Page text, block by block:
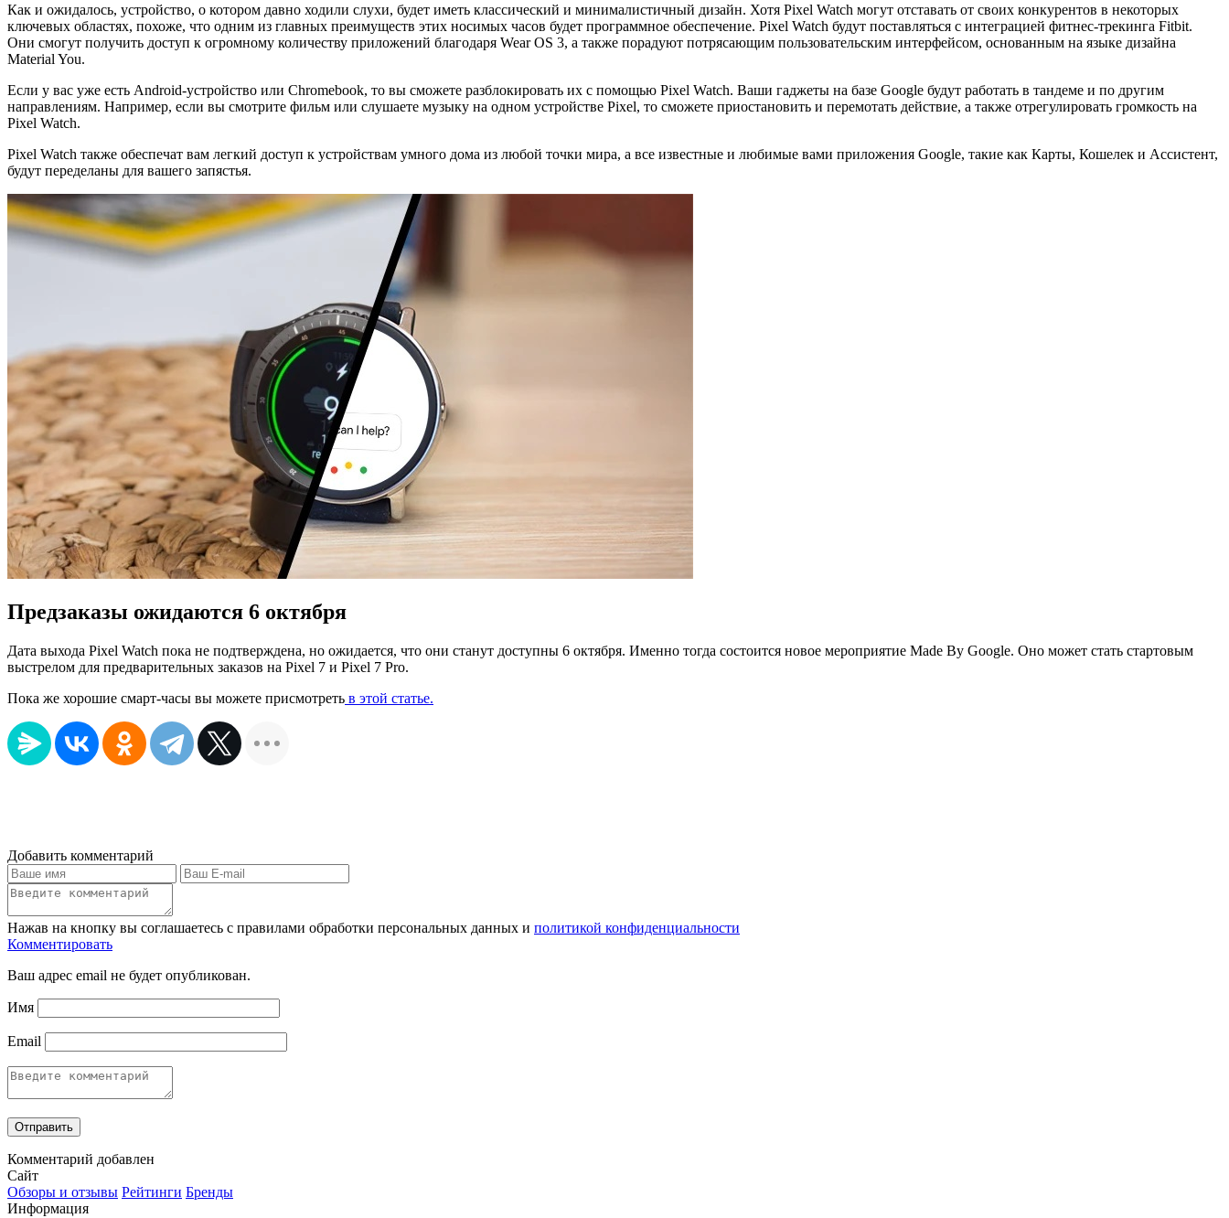
Как и ожидалось, устройство, о котором давно ходили слухи, будет иметь классический и минималистичный дизайн. Хотя Pixel Watch могут отставать от своих конкурентов в некоторых
ключевых областях, похоже, что одним из главных преимуществ этих носимых часов будет программное обеспечение. Pixel Watch будут поставляться с интеграцией фитнес-трекинга Fitbit.
Они смогут получить доступ к огромному количеству приложений благодаря Wear OS 3, а также порадуют потрясающим пользовательским интерфейсом, основанным на языке дизайна
Material You.
Если у вас уже есть Android-устройство или Chromebook, то вы сможете разблокировать их с помощью Pixel Watch. Ваши гаджеты на базе Google будут работать в тандеме и по другим
направлениям. Например, если вы смотрите фильм или слушаете музыку на одном устройстве Pixel, то сможете приостановить и перемотать действие, а также отрегулировать громкость на
Pixel Watch.
Pixel Watch также обеспечат вам легкий доступ к устройствам умного дома из любой точки мира, а все известные и любимые вами приложения Google, такие как Карты, Кошелек и Ассистент,
будут переделаны для вашего запястья.
Предзаказы ожидаются 6 октября
Дата выхода Pixel Watch пока не подтверждена, но ожидается, что они станут доступны 6 октября. Именно тогда состоится новое мероприятие Made By Google. Оно может стать стартовым
выстрелом для предварительных заказов на Pixel 7 и Pixel 7 Pro.
Пока же хорошие смарт-часы вы можете присмотреть в этой статье.
Добавить комментарий
Нажав на кнопку вы соглашаетесь с правилами обработки персональных данных и политикой конфиденциальности
Комментировать
Ваш адрес email не будет опубликован.
Имя
Email
Комментарий добавлен
Сайт
Обзоры и отзывы Рейтинги Бренды
Информация